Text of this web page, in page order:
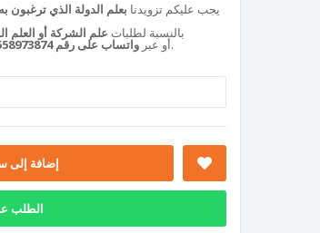
يجب عليكم تزويدنا بعلم الدولة الذي ترغبون به
بالنسبة لطلبات علم الشركة أو العلم
أو عبر واتساب على رقم 05558973874 لدعم الطلبات.
إضافة إلى
الطلب